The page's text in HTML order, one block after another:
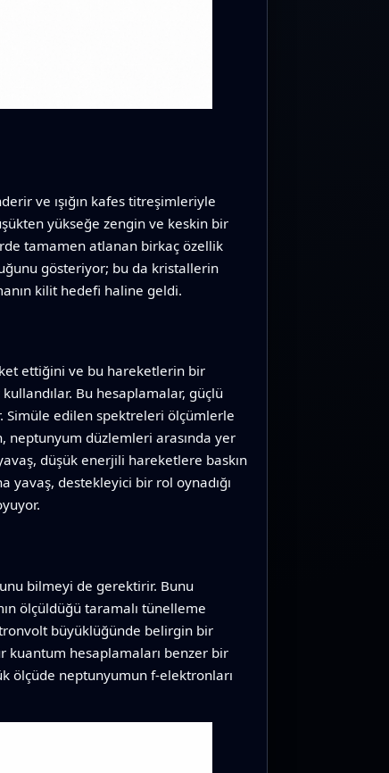
ve ışığın kafes titreşimleriyle
yükseğe zengin ve keskin bir
tamamen atlanan birkaç özellik
gösteriyor; bu da kristallerin
kilit hedefi haline geldi.
ettiğini ve bu hareketlerin bir
Bu hesaplamalar, güçlü
Simüle edilen spektreleri ölçümlerle
neptunyum düzlemleri arasında yer
düşük enerjili hareketlere baskın
yavaş, destekleyici bir rol oynadığı
bilmeyi de gerektirir. Bunu
ölçüldüğü taramalı tünelleme
büyüklüğünde belirgin bir
kuantum hesaplamaları benzer bir
ölçüde neptunyumun f-elektronları